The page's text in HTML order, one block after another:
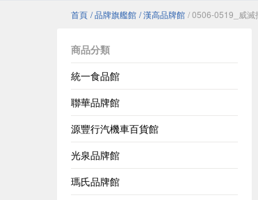
首頁 / 品牌旗艦館 / 漢高品牌館 / 0506-0519_威滅
商品分類
統一食品館
聯華品牌館
源豐行汽機車百貨館
光泉品牌館
瑪氏品牌館